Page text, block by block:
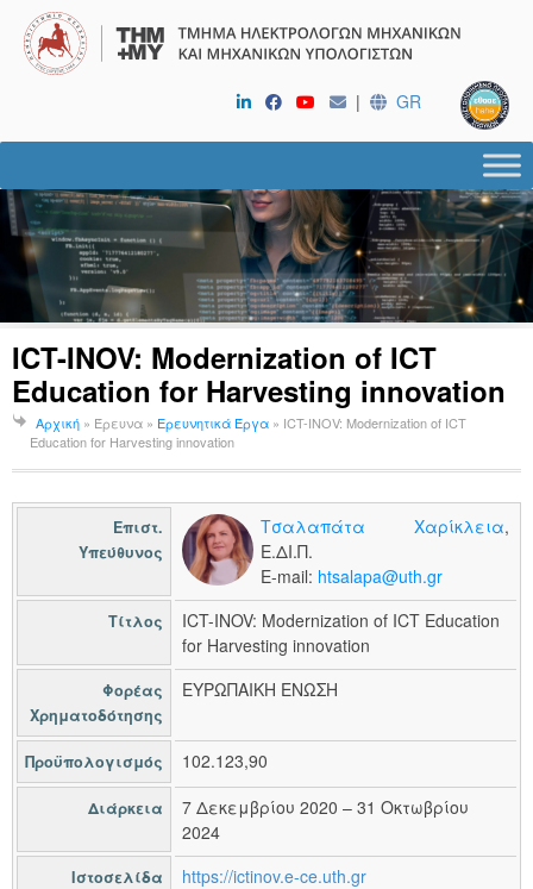
| GR
ICT-INOV: Modernization of ICT
Education for Harvesting innovation
Αρχική » Έρευνα » Ερευνητικά Έργα » ICT-INOV: Modernization of ICT
Education for Harvesting innovation
Επιστ.
Υπεύθυνος
Τσαλαπάτα Χαρίκλεια,
Ε.ΔΙ.Π.
E-mail: htsalapa@uth.gr
Τίτλος
ICT-INOV: Modernization of ICT Education
for Harvesting innovation
Φορέας
Χρηματοδότησης
ΕΥΡΩΠΑΙΚΗ ΕΝΩΣΗ
Προϋπολογισμός 102.123,90
Διάρκεια
7 Δεκεμβρίου 2020 – 31 Οκτωβρίου
2024
Ιστοσελίδα https://ictinov.e-ce.uth.gr